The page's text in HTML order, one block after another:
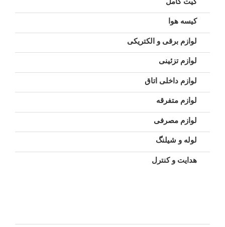
کیسه هوا
لوازم برقی و الکتریکی
لوازم تزئینی
لوازم داخلی اتاق
لوازم متفرقه
لوازم مصرفی
لوله و شیلنگ
هدایت و کنترل